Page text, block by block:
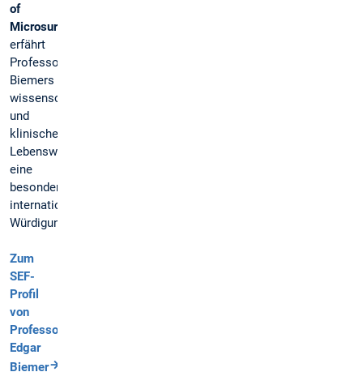
of
Microsurgery“
erfährt
Professor
Biemers
wissenschaftliches
und
klinisches
Lebenswerk
eine
besondere
internationale
Würdigung.
Zum
SEF-
Profil
von
Professor
Edgar
Biemer